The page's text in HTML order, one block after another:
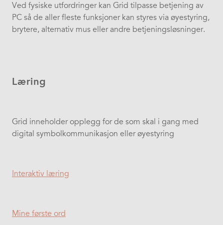
Ved fysiske utfordringer kan Grid tilpasse betjening av
PC så de aller fleste funksjoner kan styres via øyestyring,
brytere, alternativ mus eller andre betjeningsløsninger.
Læring
Grid inneholder opplegg for de som skal i gang med
digital symbolkommunikasjon eller øyestyring
Interaktiv læring
Mine første ord